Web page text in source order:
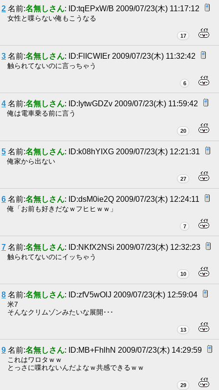
2 名前:名無しさん: ID:tqEPxW/B 2009/07/23(木) 11:17:12
女性と喋らない俺もこうなる
17
3 名前:名無しさん: ID:FlICWIEr 2009/07/23(木) 11:32:42
触られてないのに言っちゃう
6
4 名前:名無しさん: ID:IytwGDZv 2009/07/23(木) 11:59:42
俺は電車乗る前に言う
20
5 名前:名無しさん: ID:k08hYIXG 2009/07/23(木) 12:21:31
俺家から出ない
27
6 名前:名無しさん: ID:dsM0ie2Q 2009/07/23(木) 12:24:11
俺「お前も好きだなｗフヒヒｗｗ」
7
7 名前:名無しさん: ID:NKfX2NSi 2009/07/23(木) 12:32:23
触られてないのにイッちゃう
10
8 名前:名無しさん: ID:zfV5wOlJ 2009/07/23(木) 12:59:04
米7
そんなクリムゾンみたいな展開･･･
13
9 名前:名無しさん: ID:MB+FhlhN 2009/07/23(木) 14:29:59
これはワロタｗｗ
とっさに喋れないんだよなｗ共感できるｗｗ
29